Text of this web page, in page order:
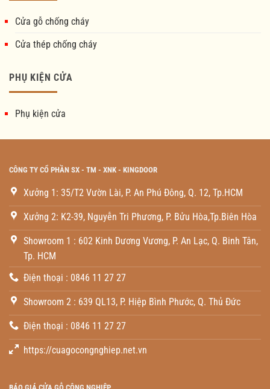
Cửa gỗ chống cháy
Cửa thép chống cháy
PHỤ KIỆN CỬA
Phụ kiện cửa
CÔNG TY CỔ PHẦN SX - TM - XNK - KINGDOOR
Xưởng 1: 35/T2 Vườn Lài, P. An Phú Đông, Q. 12, Tp.HCM
Xưởng 2: K2-39, Nguyễn Tri Phương, P. Bửu Hòa,Tp.Biên Hòa
Showroom 1 : 602 Kinh Dương Vương, P. An Lạc, Q. Binh Tân,
Tp. HCM
Điện thoại : 0846 11 27 27
Showroom 2 : 639 QL13, P. Hiệp Bình Phước, Q. Thủ Đức
Điện thoại : 0846 11 27 27
https://cuagocongnghiep.net.vn
BÁO GIÁ CỬA GỖ CÔNG NGHIỆP